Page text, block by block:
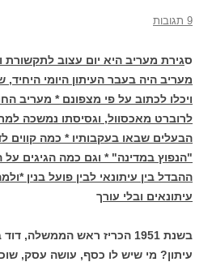
9 תגובות
סגירת מעריב היא יום עצוב לתקשורת
מעריב היה בעבר העיתון היומי היחיד,
ויכלו לכתוב על פי מצפונם * מעריב
לרוברט מאכסוול, וגסיסתו נמשכה
הבעלים שבאו בעקבותיו * כמה קווים
"הנפוץ במדינה" * וגם כמה הגיגים
ההבדל בין עיתונאי לבין פועל בנין
עיתונאים ובלי עורך
בשנת 1951 הכריז ראש הממשלה,
עיתון? מי שיש לו כסף, עושה עסק,